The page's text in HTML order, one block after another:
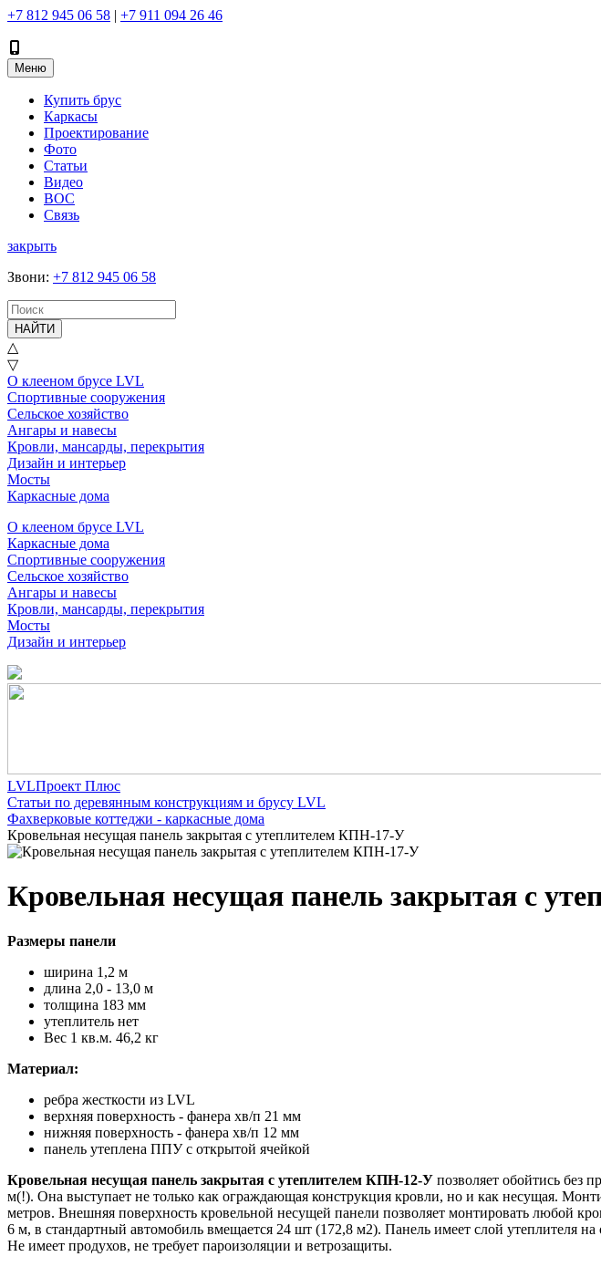
+7 812 945 06 58 | +7 911 094 26 46
Меню
Купить брус
Каркасы
Проектирование
Фото
Статьи
Видео
ВОС
Связь
закрыть
Звони: +7 812 945 06 58
НАЙТИ
△
▽
О клееном брусе LVL
Спортивные сооружения
Сельское хозяйство
Ангары и навесы
Кровли, мансарды, перекрытия
Дизайн и интерьер
Мосты
Каркасные дома
О клееном брусе LVL
Каркасные дома
Спортивные сооружения
Сельское хозяйство
Ангары и навесы
Кровли, мансарды, перекрытия
Мосты
Дизайн и интерьер
LVLПроект Плюс
Статьи по деревянным конструкциям и брусу LVL
Фахверковые коттеджи - каркасные дома
Кровельная несущая панель закрытая с утеплителем КПН-17-У
Кровельная несущая панель закрытая с
Размеры панели
ширина 1,2 м
длина 2,0 - 13,0 м
толщина 183 мм
утеплитель нет
Вес 1 кв.м. 46,2 кг
Материал:
ребра жесткости из LVL
верхняя поверхность - фанера хв/п 21 мм
нижняя поверхность - фанера хв/п 12 мм
панель утеплена ППУ с открытой ячейкой
Кровельная несущая панель закрытая с утеплителем КПН-12-У позволяет обойтись без
м(!). Она выступает не только как ограждающая конструкция кровли, но и как несущая.
метров. Внешняя поверхность кровельной несущей панели позволяет монтировать любой
6 м, в стандартный автомобиль вмещается 24 шт (172,8 м2). Панель имеет слой утеплителя
Не имеет продухов, не требует пароизоляции и ветрозащиты.